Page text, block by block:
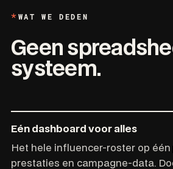
WAT WE DEDEN
Geen
systeem.
Eén dashboard voor alles
Het hele influencer-roster op één
prestaties en campagne-data.